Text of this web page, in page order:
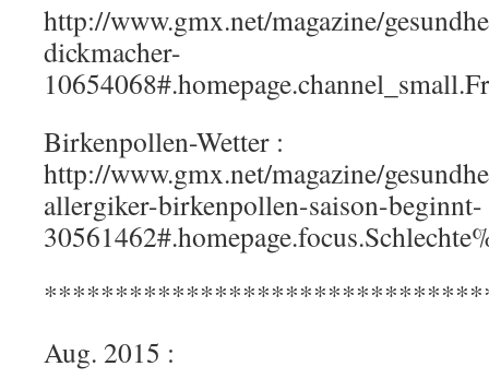
http://www.gmx.net/magazine/
dickmacher-
Birkenpollen-Wetter :
http://www.gmx.net/magazine/
allergiker-birkenpollen-saison-beginnt-
Aug. 2015 :